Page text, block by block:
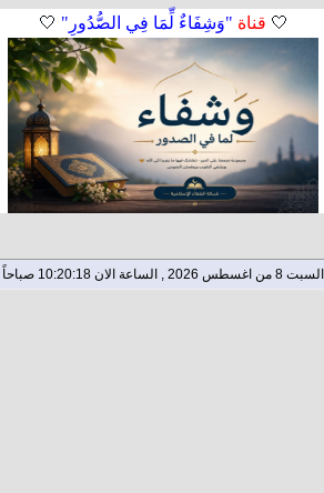
🤍 قناة "وَشِفَاءٌ لِّمَا فِي الصُّدُورِ" 🤍
السبت 8 من اغسطس 2026 , الساعة الان 10:20:19 صباحاً